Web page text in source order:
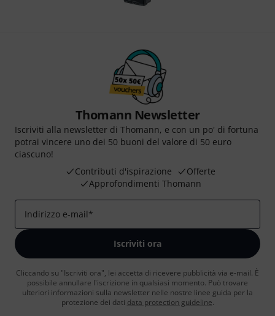
Thomann Newsletter
Iscriviti alla newsletter di Thomann, e con un po' di fortuna
potrai vincere uno dei 50 buoni del valore di 50 euro
ciascuno!
Contributi d'ispirazione
Offerte
Approfondimenti Thomann
Indirizzo e-mail*
Iscriviti ora
Cliccando su "Iscriviti ora", lei accetta di ricevere pubblicità via e-mail. È
possibile annullare l'iscrizione in qualsiasi momento. Può trovare
ulteriori informazioni sulla newsletter nelle nostre linee guida per la
protezione dei dati data protection guideline.